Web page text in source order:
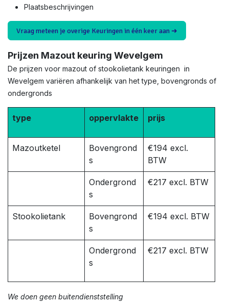
Plaatsbeschrijvingen
Vraag meteen je overige Keuringen in één keer aan ➜
Prijzen Mazout keuring Wevelgem
De prijzen voor mazout of stookolietank keuringen in
Wevelgem variëren afhankelijk van het type, bovengronds of
ondergronds
type oppervlakte prijs
Mazoutketel
Bovengrond
s
€194 excl.
BTW
Ondergrond
s
€217 excl. BTW
Stookolietank
Bovengrond
s
€194 excl. BTW
Ondergrond
s
€217 excl. BTW
We doen geen buitendienststelling